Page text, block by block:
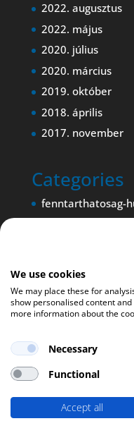
2022. augusztus
2022. május
2020. július
2020. március
2019. október
2018. április
2017. november
Categories
fenntarthatosag-
We use cookies
We may place these for
show personalised content
more information about the
Necessary
Functional
Accept all